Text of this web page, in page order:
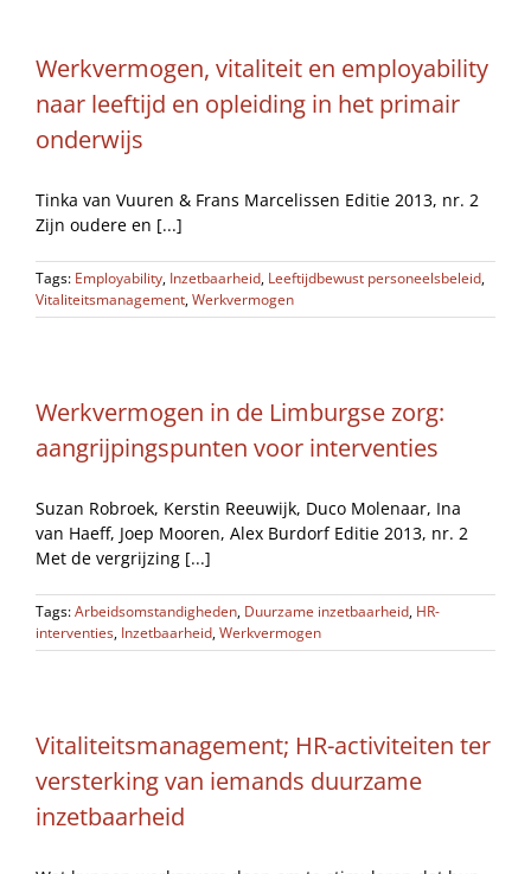
Werkvermogen, vitaliteit en employability
naar leeftijd en opleiding in het primair
onderwijs
Tinka van Vuuren & Frans Marcelissen Editie 2013, nr. 2
Zijn oudere en [...]
Tags: Employability, Inzetbaarheid, Leeftijdbewust personeelsbeleid,
Vitaliteitsmanagement,Werkvermogen
Werkvermogen in de Limburgse zorg:
aangrijpingspunten voor interventies
Suzan Robroek, Kerstin Reeuwijk, Duco Molenaar, Ina
van Haeff, Joep Mooren, Alex Burdorf Editie 2013, nr. 2
Met de vergrijzing [...]
Tags:Arbeidsomstandigheden, Duurzame inzetbaarheid, HR-
interventies, Inzetbaarheid,Werkvermogen
Vitaliteitsmanagement; HR-activiteiten ter
versterking van iemands duurzame
inzetbaarheid